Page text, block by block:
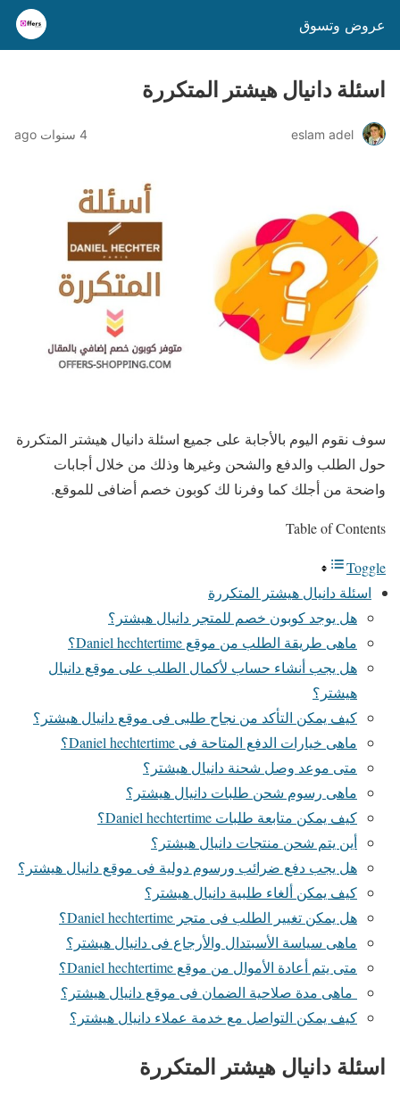
عروض وتسوق
اسئلة دانيال هيشتر المتكررة
eslam adel 4 سنوات ago
سوف نقوم اليوم بالأجابة على جميع اسئلة دانيال هيشتر المتكررة
حول الطلب والدفع والشحن وغيرها وذلك من خلال أجابات
واضحة من أجلك كما وفرنا لك كوبون خصم أضافى للموقع.
Table of Contents
Toggle
اسئلة دانيال هيشتر المتكررة
هل يوجد كوبون خصم للمتجر دانيال هيشتر؟
ماهى طريقة الطلب من موقع Daniel hechtertime؟
هل يجب أنشاء حساب لأكمال الطلب على موقع دانيال
هيشتر؟
كيف يمكن التأكد من نجاح طلبى فى موقع دانيال هيشتر؟
ماهى خيارات الدفع المتاحة فى Daniel hechtertime؟
متى موعد وصل شحنة دانيال هيشتر؟
ماهى رسوم شحن طلبات دانيال هيشتر؟
كيف يمكن متابعة طلبات Daniel hechtertime؟
أين يتم شحن منتجات دانيال هيشتر؟
هل يجب دفع ضرائب ورسوم دولية فى موقع دانيال هيشتر؟
كيف يمكن ألغاء طلبية دانيال هيشتر؟
هل يمكن تغيير الطلب فى متجر Daniel hechtertime؟
ماهى سياسة الأسبتدال والأرجاع فى دانيال هيشتر؟
متى يتم أعادة الأموال من موقع Daniel hechtertime؟
ماهى مدة صلاحية الضمان فى موقع دانيال هيشتر؟
كيف يمكن التواصل مع خدمة عملاء دانيال هيشتر؟
اسئلة دانيال هيشتر المتكررة